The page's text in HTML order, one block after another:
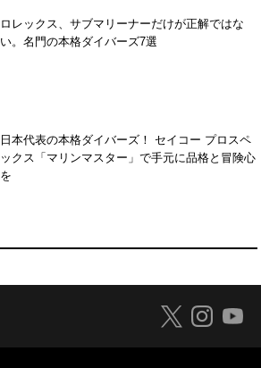
ロレックス、サブマリーナーだけが正解ではな
い。名門の本格ダイバーズ7選
日本代表の本格ダイバーズ！ セイコー プロスペ
ックス「マリンマスター」で手元に品格と冒険心
を